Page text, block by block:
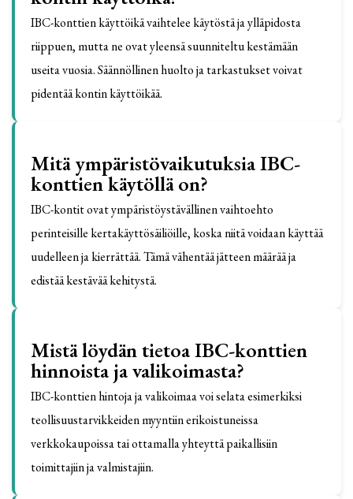
IBC-konttien käyttöikä vaihtelee käytöstä ja ylläpidosta
riippuen, mutta ne ovat yleensä suunniteltu kestämään
useita vuosia. Säännöllinen huolto ja tarkastukset voivat
pidentää kontin käyttöikää.
Mitä ympäristövaikutuksia IBC-
konttien käytöllä on?
IBC-kontit ovat ympäristöystävällinen vaihtoehto
perinteisille kertakäyttösäiliöille, koska niitä voidaan käyttää
uudelleen ja kierrättää. Tämä vähentää jätteen määrää ja
edistää kestävää kehitystä.
Mistä löydän tietoa IBC-konttien
hinnoista ja valikoimasta?
IBC-konttien hintoja ja valikoimaa voi selata esimerkiksi
teollisuustarvikkeiden myyntiin erikoistuneissa
verkkokaupoissa tai ottamalla yhteyttä paikallisiin
toimittajiin ja valmistajiin.